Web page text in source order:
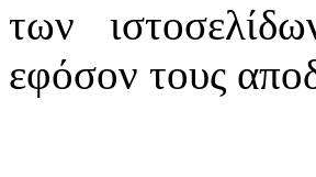
των
εφόσον τους